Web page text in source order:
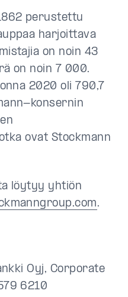
perustettu
harjoittava
on noin 43
on noin 7 000.
2020 oli 790,7
konsernin
ovat Stockmann
löytyy yhtiön
.
Oyj, Corporate
6210